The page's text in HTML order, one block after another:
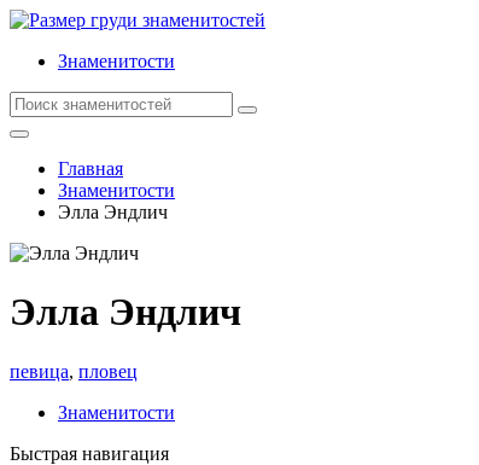
Знаменитости
Главная
Знаменитости
Элла Эндлич
Элла Эндлич
певица, пловец
Знаменитости
Быстрая навигация